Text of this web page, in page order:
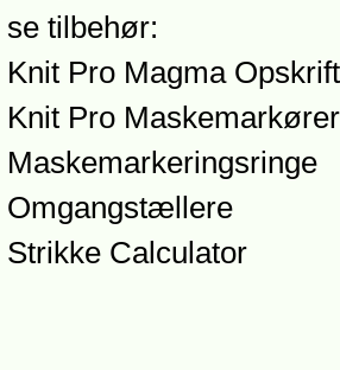
se tilbehør:
Knit Pro Magma
Knit Pro Maskemarkører
Maskemarkeringsringe
Omgangstællere
Strikke Calculator